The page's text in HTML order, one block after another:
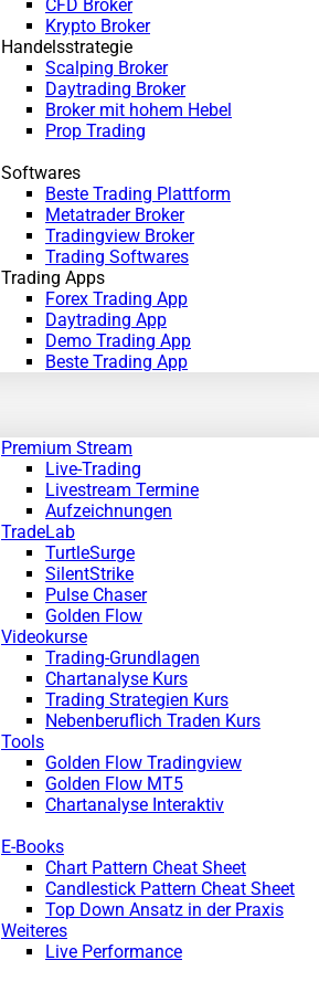
CFD Broker
Krypto Broker
Handelsstrategie
Scalping Broker
Daytrading Broker
Broker mit hohem Hebel
Prop Trading
Softwares
Beste Trading Plattform
Metatrader Broker
Tradingview Broker
Trading Softwares
Trading Apps
Forex Trading App
Daytrading App
Demo Trading App
Beste Trading App
Premium Stream
Live-Trading
Livestream Termine
Aufzeichnungen
TradeLab
TurtleSurge
SilentStrike
Pulse Chaser
Golden Flow
Videokurse
Trading-Grundlagen
Chartanalyse Kurs
Trading Strategien Kurs
Nebenberuflich Traden Kurs
Tools
Golden Flow Tradingview
Golden Flow MT5
Chartanalyse Interaktiv
E-Books
Chart Pattern Cheat Sheet
Candlestick Pattern Cheat Sheet
Top Down Ansatz in der Praxis
Weiteres
Live Performance